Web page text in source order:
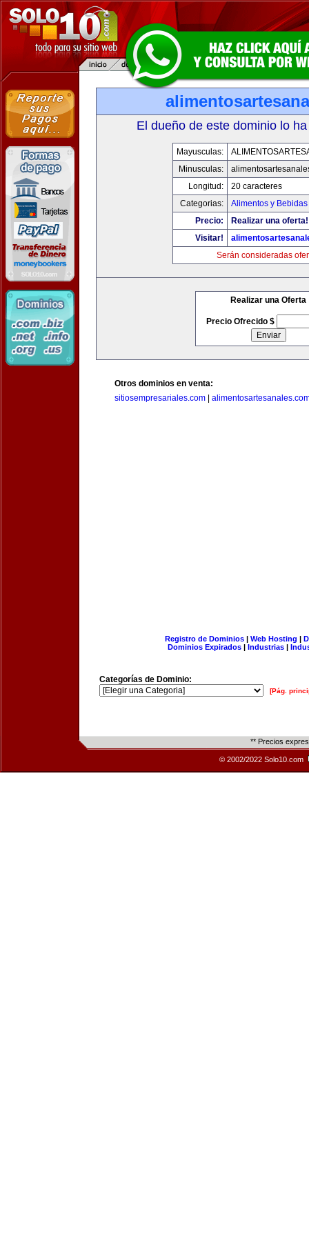
El dueño de este dominio lo
Mayusculas:
Minusculas:
Longitud:
20 caracteres
Categorias:
Alimentos y Bebidas
Precio:
Realizar una oferta!
Visitar!
Serán consideradas
Realizar una Oferta
Precio Ofrecido $
Otros dominios en venta:
sitiosempresariales.com
Registro de Dominios| Web Hosting |
Dominios Expirados | Industrias |
Categorías de Dominio:
[Pág.
** Precios
© 2002/2022 Solo10.com